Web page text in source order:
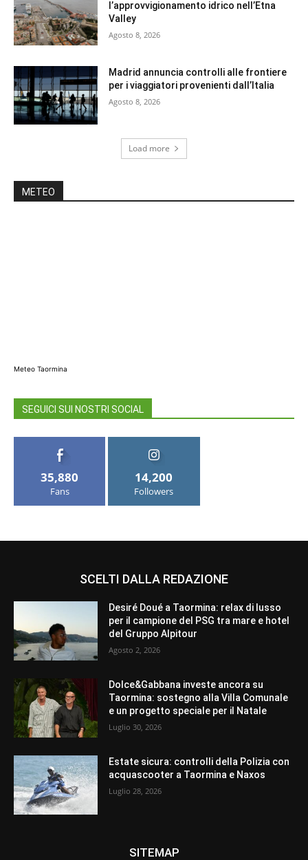
l’approvvigionamento idrico nell’Etna
Valley
Agosto 8, 2026
Madrid annuncia controlli alle frontiere
per i viaggiatori provenienti dall’Italia
Agosto 8, 2026
Load more
METEO
Meteo Taormina
SEGUICI SUI NOSTRI SOCIAL
35,880
Fans
14,200
Followers
SCELTI DALLA REDAZIONE
Desiré Doué a Taormina: relax di lusso
per il campione del PSG tra mare e hotel
del Gruppo Alpitour
Agosto 2, 2026
Dolce&Gabbana investe ancora su
Taormina: sostegno alla Villa Comunale
e un progetto speciale per il Natale
Luglio 30, 2026
Estate sicura: controlli della Polizia con
acquascooter a Taormina e Naxos
Luglio 28, 2026
SITEMAP